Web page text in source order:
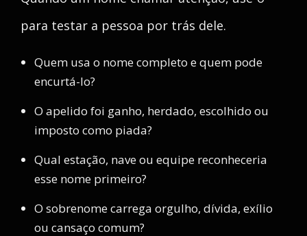
para testar a pessoa por trás dele.
Quem usa o nome completo e quem pode
encurtá-lo?
O apelido foi ganho, herdado, escolhido ou
imposto como piada?
Qual estação, nave ou equipe reconheceria
esse nome primeiro?
O sobrenome carrega orgulho, dívida, exílio
ou cansaço comum?